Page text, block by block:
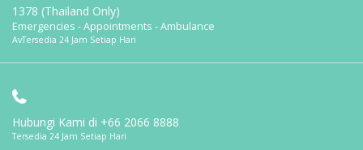
1378 (Thailand Only)
Emergencies - Appointments - Ambulance
AvTersedia 24 Jam Setiap Hari
Hubungi Kami di +66 2066 8888
Tersedia 24 Jam Setiap Hari